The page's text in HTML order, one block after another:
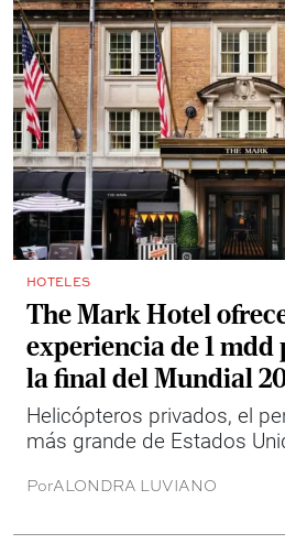
HOTELES
The Mark Hotel
experiencia de 1
la final del Mundial
Helicópteros privados, el
más grande de Estados
un millón de dólares con la
PorALONDRA LUVIANO